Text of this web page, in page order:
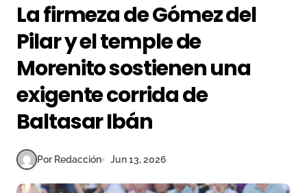
La firmeza de Gómez del
Pilar y el temple de
Morenito sostienen una
exigente corrida de
Baltasar Ibán
Por Redacción Jun 13, 2026